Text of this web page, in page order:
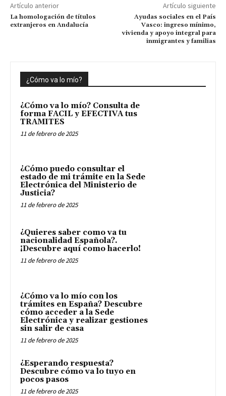
Artículo anterior
La homologación de títulos
extranjeros en Andalucía
Artículo siguiente
Ayudas sociales en el País
Vasco: ingreso mínimo,
vivienda y apoyo integral para
inmigrantes y familias
¿Cómo va lo mío?
¿Cómo va lo mío? Consulta de
forma FACIL y EFECTIVA tus
TRAMITES
11 de febrero de 2025
¿Cómo puedo consultar el
estado de mi trámite en la Sede
Electrónica del Ministerio de
Justicia?
11 de febrero de 2025
¿Quieres saber como va tu
nacionalidad Española?.
¡Descubre aquí como hacerlo!
11 de febrero de 2025
¿Cómo va lo mío con los
trámites en España? Descubre
cómo acceder a la Sede
Electrónica y realizar gestiones
sin salir de casa
11 de febrero de 2025
¿Esperando respuesta?
Descubre cómo va lo tuyo en
pocos pasos
11 de febrero de 2025